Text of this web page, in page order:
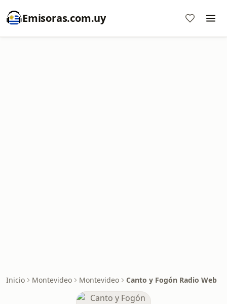
Emisoras.com.uy
Inicio Montevideo Montevideo Canto y Fogón Radio Web